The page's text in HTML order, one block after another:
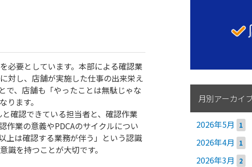
必要としています。本部による確認業
対し、店舗が実施した仕事の出来栄え
で、店舗も「やったことは無駄じゃな
ます。
確認できている担当者と、確認作業
作業の意義やPDCAのサイクルについ
上は確認する業務が伴う」という認識
識を持つことが大切です。
月別アーカイ
2026年5月 1
2026年4月 1
2026年3月 2